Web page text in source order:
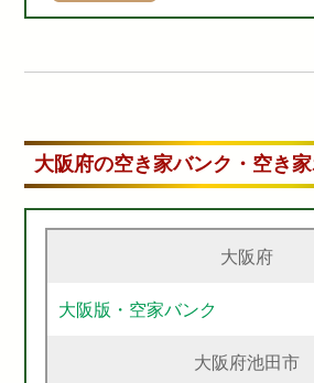
大阪府の空き家バンク・空き
大阪府
大阪版・空家バンク
大阪府池田市